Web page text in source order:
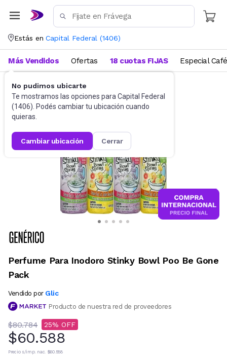
Estás en Capital Federal (1406)
No pudimos ubicarte
Te mostramos las opciones para Capital Federal
(1406). Podés cambiar tu ubicación cuando
quieras.
cambiar ubicación cerrar
Más Vendidos Ofertas 18 cuotas FIJAS Especial Café
Lavadero y Limpieza
Perfume Para Inodoro Stinky Bowl Poo Be Gone
Pack
Vendido por Glic
Producto de nuestra red de proveedores
$80.784 25
$60.588
Precio s/imp. nac. $60.588